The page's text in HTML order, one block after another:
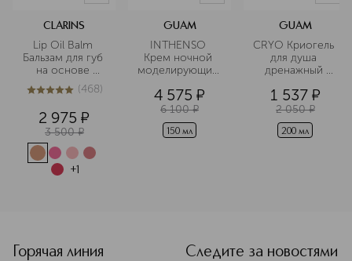
CLARINS
Lip Oil Balm
Бальзам для губ
на основе
масел
4.9из5468 (468)
2 975 ¤
3 500 ¤
+1
GUAM
INTHENSO
Крем ночной
моделирующий
Мертвого моря
4 575 ¤
6 100 ¤
150 мл
GUAM
CRYO Криогель
для душа
дренажный
1 537 ¤
2 050 ¤
200 мл
Горячая линия
Следите за новостями